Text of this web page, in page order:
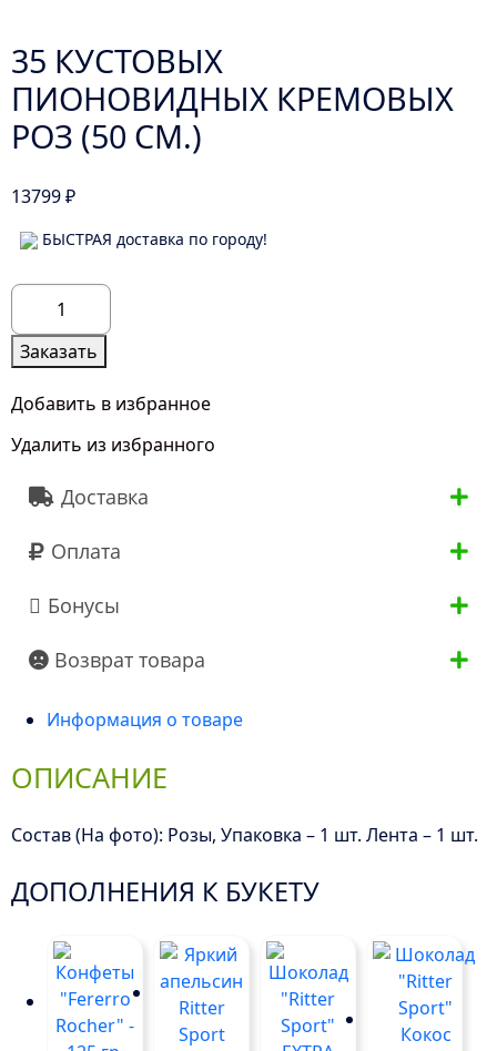
35 КУСТОВЫХ
ПИОНОВИДНЫХ КРЕМОВЫХ
РОЗ (50 СМ.)
13799₽
БЫСТРАЯ доставка по городу!
Количество
товара
35
Кустовых
Пионовидных
Роз
см.)
Заказать
Добавить в избранное
Удалить из избранного
Доставка
Оплата
Бонусы
Возврат товара
Информация о товаре
ОПИСАНИЕ
Состав (На фото): Розы, Упаковка – 1 шт. Лента – 1 шт.
ДОПОЛНЕНИЯ К БУКЕТУ